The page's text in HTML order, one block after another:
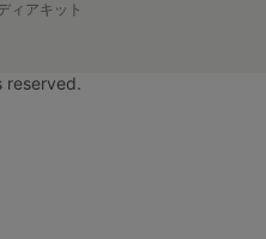
ィアキット
reserved.